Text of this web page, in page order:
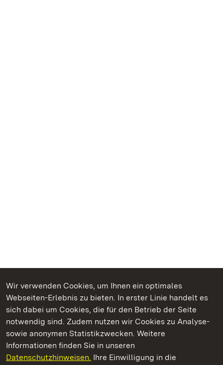
Wir verwenden Cookies, um Ihnen ein optimales
Webseiten-Erlebnis zu bieten. In erster Linie handelt es
sich dabei um Cookies, die für den Betrieb der Seite
notwendig sind. Zudem nutzen wir Cookies zu Analyse-
sowie anonymen Statistikzwecken. Weitere
Informationen finden Sie in unseren
Datenschutzhinweisen. Ihre Einwilligung in die
Kommen. Staunen. Genießen.
Staatliche Schlösser und Gärten Baden‑Württemberg